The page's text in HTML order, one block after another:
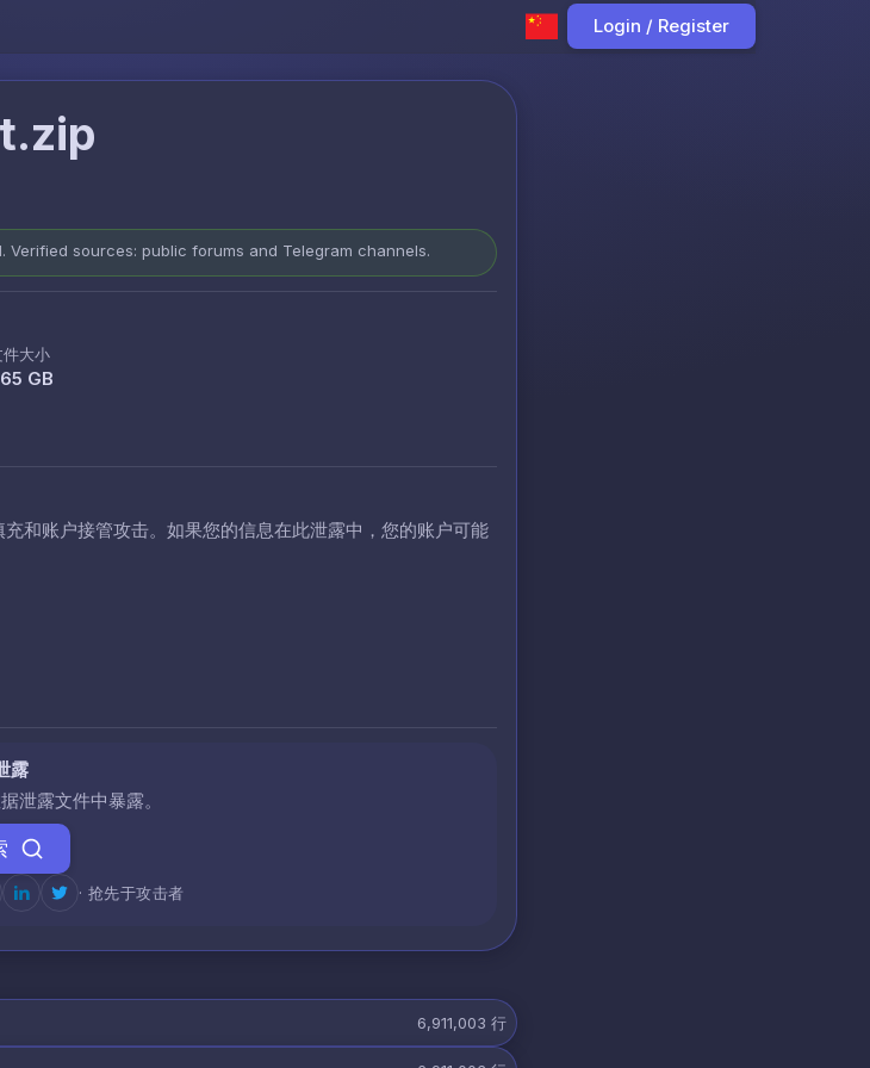
Login / Register
sources: public forums and Telegram channels.
件大小
GB
和账户接管攻击。如果您的信息在此泄露中，您的账户可能
露
泄露文件中暴露。
· 抢先于攻击者
6,911,003 行